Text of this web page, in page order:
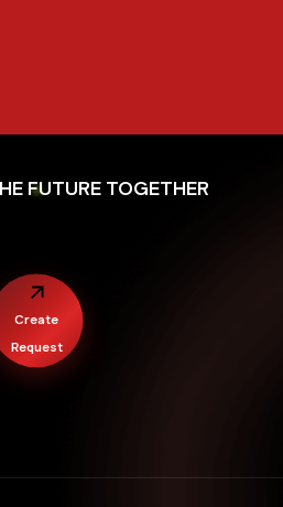
FUTURE TOGETHER
Create
Request